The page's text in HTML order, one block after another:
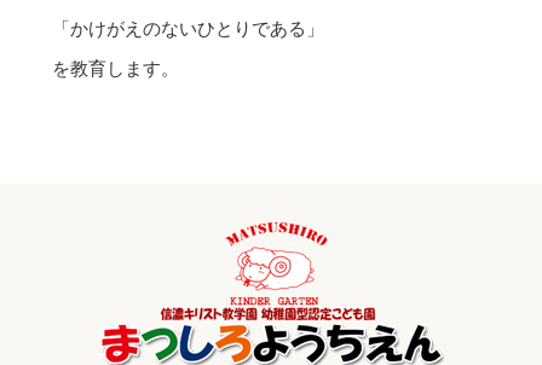
「かけがえのないひとりである」
を教育します。